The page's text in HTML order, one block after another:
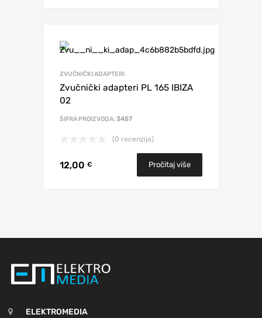
ZVUČNIČKI ADAPTERI
Zvučnički adapteri PL 165 IBIZA
02
ŠIFRA PROIZVODA: 3457
(0 recenzija)
12,00 € Pročitaj više
ELEKTROMEDIA